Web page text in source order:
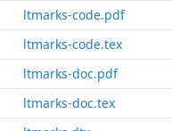
ltmarks-code.pdf
ltmarks-code.tex
ltmarks-doc.pdf
ltmarks-doc.tex